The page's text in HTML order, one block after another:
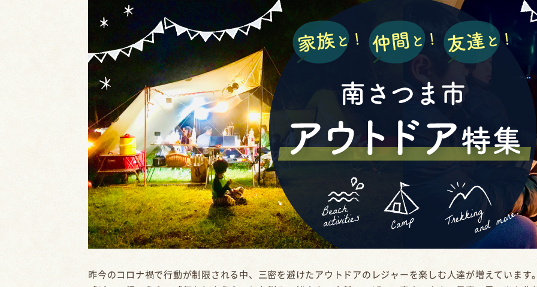
昨今のコロナ禍で行動が制限される中、三密を避けたアウトドアのレジャーを楽しむ人達が増えています